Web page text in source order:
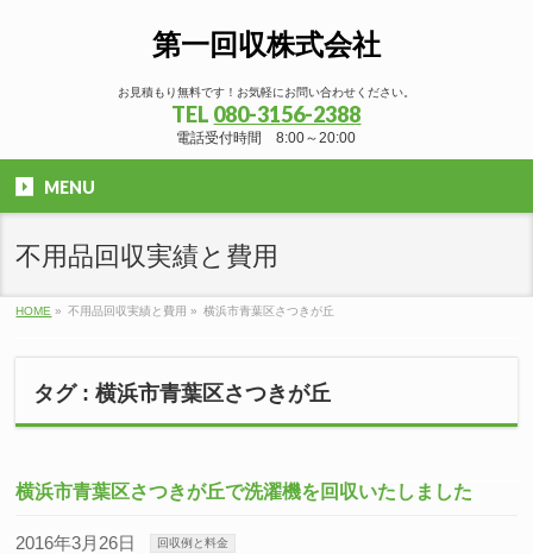
第一回収株式会社
お見積もり無料です！お気軽にお問い合わせください。
TEL 080-3156-2388
電話受付時間 8:00～20:00
MENU
不用品回収実績と費用
HOME » 不用品回収実績と費用 » 横浜市青葉区さつきが丘
タグ : 横浜市青葉区さつきが丘
横浜市青葉区さつきが丘で洗濯機を回収いたしました
2016年3月26日 回収例と料金